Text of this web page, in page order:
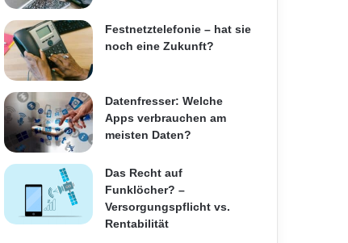
Festnetztelefonie – hat sie
noch eine Zukunft?
Datenfresser: Welche
Apps verbrauchen am
meisten Daten?
Das Recht auf
Funklöcher? –
Versorgungspflicht vs.
Rentabilität